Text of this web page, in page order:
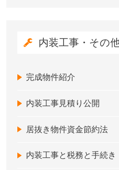
内装工事・その
完成物件紹介
内装工事見積り公開
居抜き物件資金節約法
内装工事と税務と手続き